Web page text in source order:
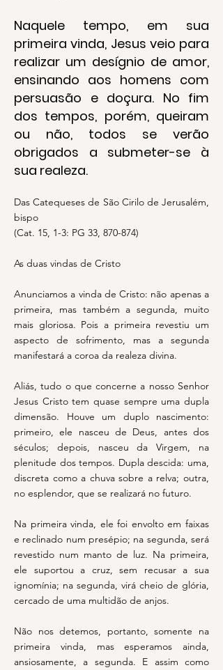
Naquele tempo, em sua
primeira vinda, Jesus veio para
realizar um desígnio de amor,
ensinando aos homens com
persuasão e doçura. No fim
dos tempos, porém, queiram
ou não, todos se verão
obrigados a submeter-se à
sua realeza.
Das Catequeses de São Cirilo de Jerusalém,
bispo
(Cat. 15, 1-3: PG 33, 870-874)
As duas vindas de Cristo
Anunciamos a vinda de Cristo: não apenas a
primeira, mas também a segunda, muito
mais gloriosa. Pois a primeira revestiu um
aspecto de sofrimento, mas a segunda
manifestará a coroa da realeza divina.
Aliás, tudo o que concerne a nosso Senhor
Jesus Cristo tem quase sempre uma dupla
dimensão. Houve um duplo nascimento:
primeiro, ele nasceu de Deus, antes dos
séculos; depois, nasceu da Virgem, na
plenitude dos tempos. Dupla descida: uma,
discreta como a chuva sobre a relva; outra,
no esplendor, que se realizará no futuro.
Na primeira vinda, ele foi envolto em faixas
e reclinado num presépio; na segunda, será
revestido num manto de luz. Na primeira,
ele suportou a cruz, sem recusar a sua
ignomínia; na segunda, virá cheio de glória,
cercado de uma multidão de anjos.
Não nos detemos, portanto, somente na
primeira vinda, mas esperamos ainda,
ansiosamente, a segunda. E assim como